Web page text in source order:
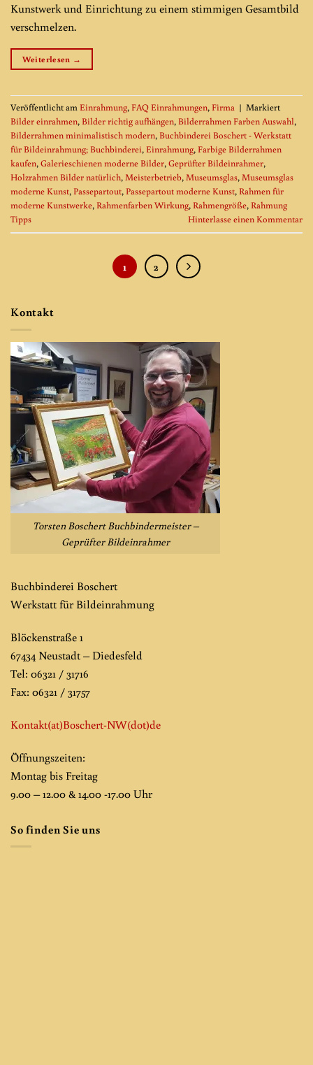
Kunstwerk und Einrichtung zu einem stimmigen Gesamtbild
verschmelzen.
Weiterlesen →
Veröffentlicht amEinrahmung,FAQ Einrahmungen,Firma | Markiert
Bilder einrahmen,Bilder richtig aufhängen,Bilderrahmen Farben Auswahl,
Bilderrahmen minimalistisch modern,Buchbinderei Boschert - Werkstatt
für Bildeinrahmung; Buchbinderei,Einrahmung,Farbige Bilderrahmen
kaufen,Galerieschienen moderne Bilder,Geprüfter Bildeinrahmer,
Holzrahmen Bilder natürlich,Meisterbetrieb,Museumsglas,Museumsglas
moderne Kunst,Passepartout,Passepartout moderne Kunst,Rahmen für
moderne Kunstwerke,Rahmenfarben Wirkung,Rahmengröße,Rahmung
Tipps
Hinterlasse einen Kommentar
1 2
Kontakt
Torsten Boschert Buchbindermeister –
Geprüfter Bildeinrahmer
Buchbinderei Boschert
Werkstatt für Bildeinrahmung
Blöckenstraße 1
67434 Neustadt – Diedesfeld
Tel: 06321 / 31716
Fax: 06321 / 31757
Kontakt(at)Boschert-NW(dot)de
Öffnungszeiten:
Montag bis Freitag
9.00 – 12.00 & 14.00 -17.00 Uhr
So finden Sie uns